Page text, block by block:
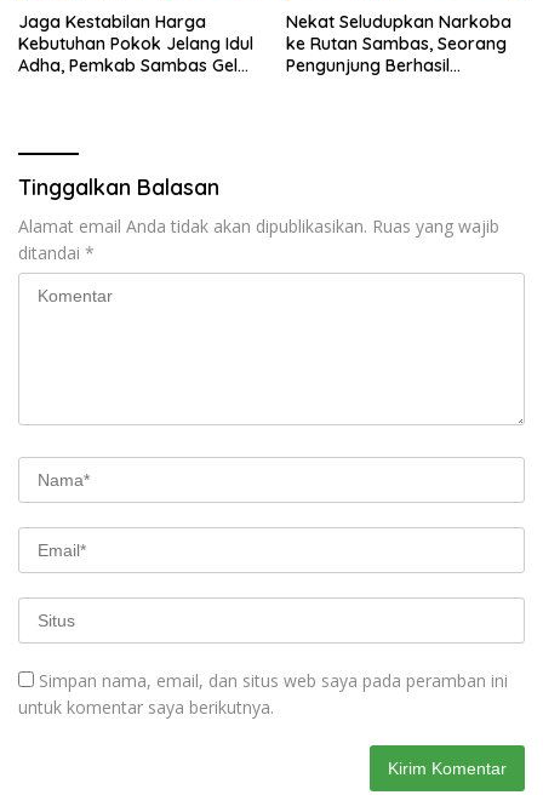
Jaga Kestabilan Harga
Kebutuhan Pokok Jelang Idul
Adha, Pemkab Sambas Gelar
Nekat Seludupkan Narkoba
ke Rutan Sambas, Seorang
Pengunjung Berhasil
Tinggalkan Balasan
Alamat email Anda tidak akan dipublikasikan. Ruas yang wajib
ditandai *
Simpan nama, email, dan situs web saya pada peramban ini
untuk komentar saya berikutnya.